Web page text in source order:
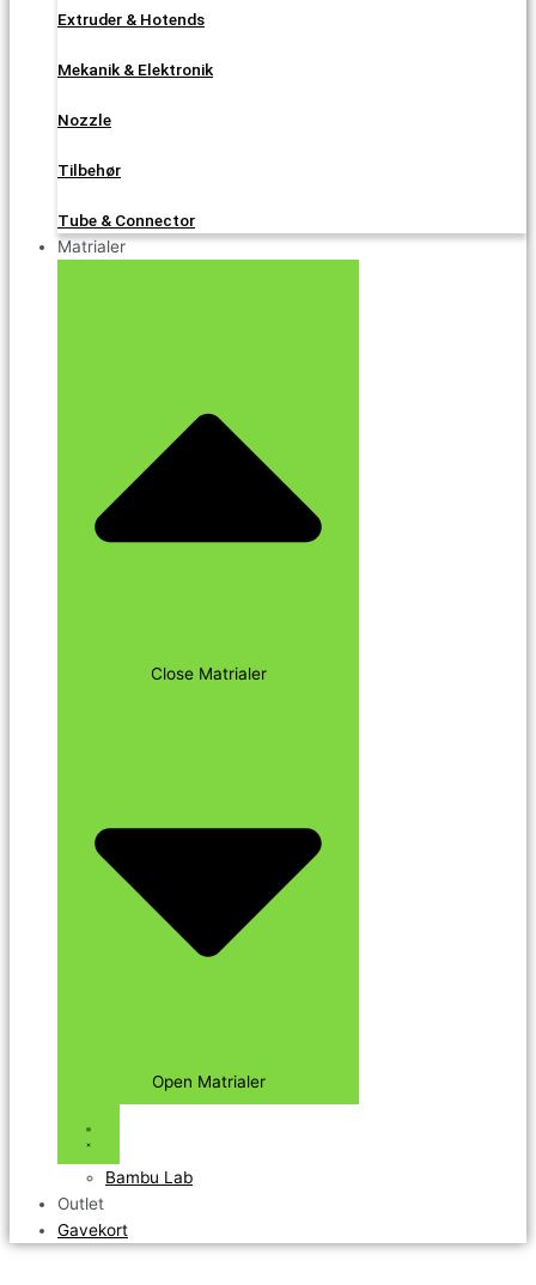
Extruder & Hotends
Mekanik & Elektronik
Nozzle
Tilbehør
Tube & Connector
Matrialer
Close Matrialer
Open Matrialer
Bambu Lab
Outlet
Gavekort